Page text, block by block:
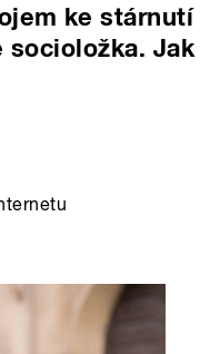
ke stárnutí
socioložka. Jak